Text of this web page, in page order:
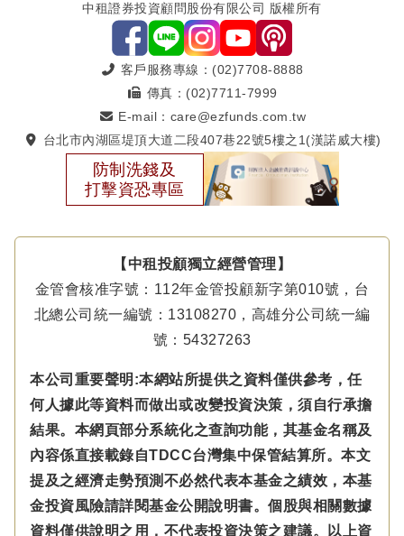
中租證券投資顧問股份有限公司 版權所有
客戶服務專線：(02)7708-8888
傳真：(02)7711-7999
E-mail：care@ezfunds.com.tw
台北市內湖區堤頂大道二段407巷22號5樓之1(漢諾威大樓)
防制洗錢及
打擊資恐專區
【中租投顧獨立經營管理】
金管會核准字號：112年金管投顧新字第010號，台
北總公司統一編號：13108270，高雄分公司統一編
號：54327263
本公司重要聲明:本網站所提供之資料僅供參考，任
何人據此等資料而做出或改變投資決策，須自行承擔
結果。本網頁部分系統化之查詢功能，其基金名稱及
內容係直接載錄自TDCC台灣集中保管結算所。本文
提及之經濟走勢預測不必然代表本基金之績效，本基
金投資風險請詳閱基金公開說明書。個股與相關數據
資料僅供說明之用，不代表投資決策之建議。以上資